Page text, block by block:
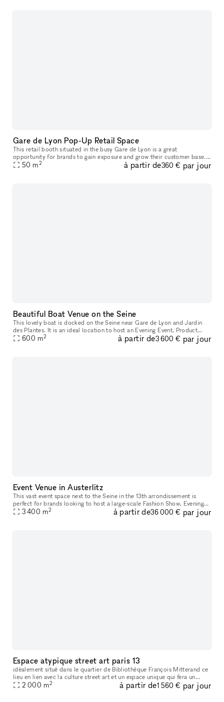
Gare de Lyon Pop-Up Retail Space
This retail booth situated in the busy Gare de Lyon is a great
opportunity for brands to gain exposure and grow their customer base.
With multiple retail booths available, it's a perfect location to
50 m2 à partir de360 € par jour
Beautiful Boat Venue on the Seine
This lovely boat is docked on the Seine near Gare de Lyon and Jardin
des Plantes. It is an ideal location to host an Evening Event, Product
Launch, or Private Sale. The boat is comprised of three ar
600 m2 à partir de3 600 € par jour
Event Venue in Austerlitz
This vast event space next to the Seine in the 13th arrondissement is
perfect for brands looking to host a large-scale Fashion Show, Evening
Event, or Product Launch. With an open format and a view
3 400 m2 à partir de36 000 € par jour
Espace atypique street art paris 13
idéalement situé dans le quartier de Bibliothèque François Mitterand ce
lieu en lien avec la culture street art et un espace unique qui fera un
décor idéal pour vos tournages et événements
2 000 m2 à partir de1 560 € par jour